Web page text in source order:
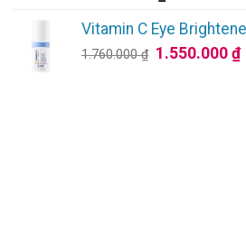
Vitamin C Eye
1.760.000₫ Giá
1.550.000₫